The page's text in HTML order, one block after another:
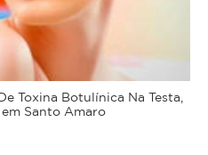
Toxina Botulínica Na Testa,
Santo Amaro